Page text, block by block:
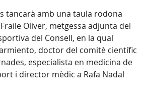
tancarà amb una taula rodona
Oliver, metgessa adjunta del
del Consell, en la qual
doctor del comitè científic
especialista en medicina de
i director mèdic a Rafa Nadal